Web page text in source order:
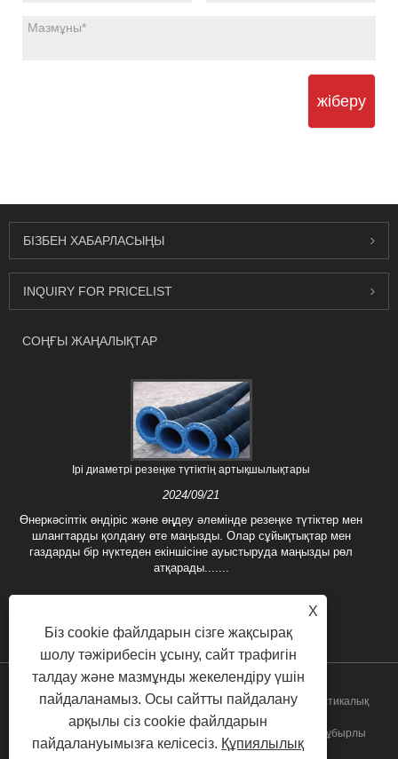
жіберу
БІЗБЕН ХАБАРЛАСЫҢЫ
INQUIRY FOR PRICELIST
СОҢҒЫ ЖАҢАЛЫҚТАР
Ірі диаметрі резеңке түтіктің артықшылықтары
2024/09/21
Өнеркәсіптік өндіріс және өңдеу әлемінде резеңке түтіктер мен
шлангтарды қолдану өте маңызды. Олар сұйықтықтар мен
газдарды бір нүктеден екіншісіне ауыстыруда маңызды рөл
атқарады.......
Авторлық құқық © 2022 Hebei Fushuo металл резеңке пластикалық
технологиясы Co., Ltd. - резеңке түтік, жұмсақ байланыс, құбырлы
X
Біз cookie файлдарын сізге жақсырақ
шолу тәжірибесін ұсыну, сайт трафигін
талдау және мазмұнды жекелендіру үшін
пайдаланамыз. Осы сайтты пайдалану
арқылы сіз cookie файлдарын
пайдалануымызға келісесіз. Құпиялылық